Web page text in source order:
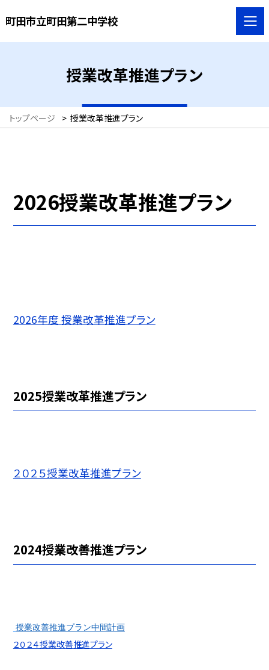
町田市立町田第二中学校
授業改革推進プラン
トップページ > 授業改革推進プラン
2026授業改革推進プラン
2026年度 授業改革推進プラン
2025授業改革推進プラン
２０２５授業改革推進プラン
2024授業改善推進プラン
授業改善推進プラン中間計画
２０２４授業改善推進プラン